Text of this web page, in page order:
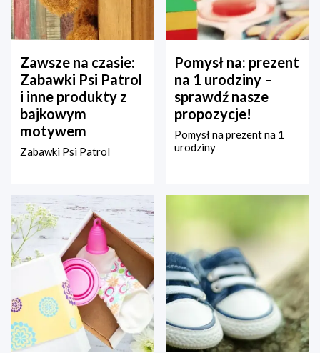
Zawsze na czasie:
Zabawki Psi Patrol
i inne produkty z
bajkowym
motywem
Zabawki Psi Patrol
Pomysł na: prezent
na 1 urodziny –
sprawdź nasze
propozycje!
Pomysł na prezent na 1
urodziny